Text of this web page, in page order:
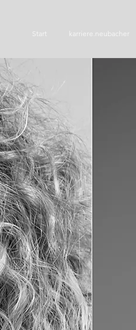
Start karriere.neubacher